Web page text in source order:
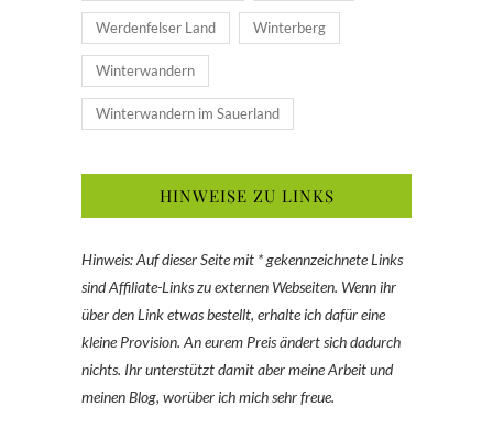
Werdenfelser Land Winterberg
Winterwandern
Winterwandern im Sauerland
HINWEISE ZU LINKS
Hinweis: Auf dieser Seite mit * gekennzeichnete Links
sind Affiliate-Links zu externen Webseiten. Wenn ihr
über den Link etwas bestellt, erhalte ich dafür eine
kleine Provision. An eurem Preis ändert sich dadurch
nichts. Ihr unterstützt damit aber meine Arbeit und
meinen Blog, worüber ich mich sehr freue.